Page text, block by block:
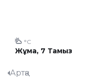
Жұма, 7 Тамыз
°C
Артқа